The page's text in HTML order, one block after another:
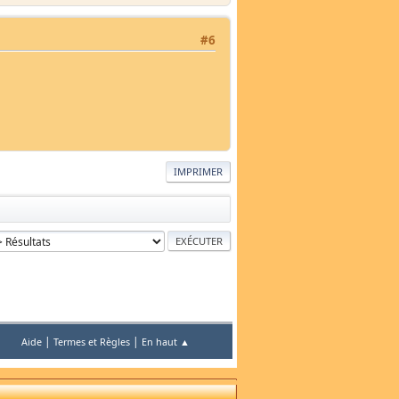
#6
IMPRIMER
Aide| Termes et Règles| En haut ▲